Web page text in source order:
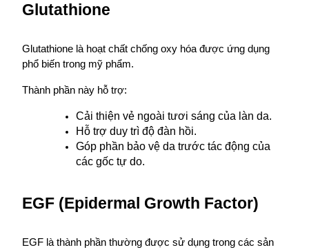
Glutathione
Glutathione là hoạt chất chống oxy hóa được ứng dụng
phổ biến trong mỹ phẩm.
Thành phần này hỗ trợ:
Cải thiện vẻ ngoài tươi sáng của làn da.
Hỗ trợ duy trì độ đàn hồi.
Góp phần bảo vệ da trước tác động của
các gốc tự do.
EGF (Epidermal Growth Factor)
EGF là thành phần thường được sử dụng trong các sản